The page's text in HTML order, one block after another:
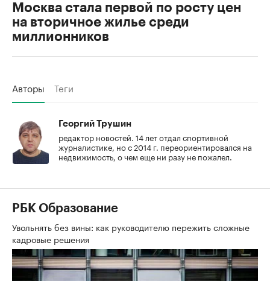
Москва стала первой по росту цен
на вторичное жилье среди
миллионников
Авторы Теги
Георгий Трушин
редактор новостей. 14 лет отдал спортивной
журналистике, но с 2014 г. переориентировался на
недвижимость, о чем еще ни разу не пожалел.
РБК Образование
Увольнять без вины: как руководителю пережить сложные
кадровые решения